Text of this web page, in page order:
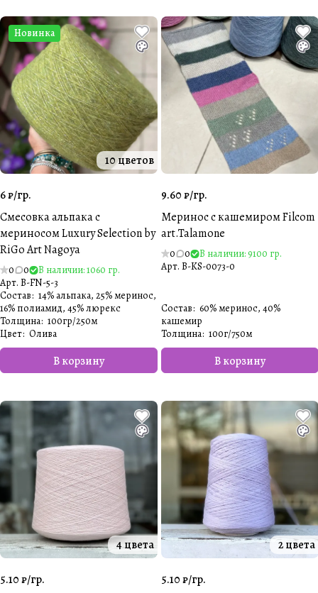
Новинка
10 цветов
6 ₽/гр.
Смесовка альпака с
мериносом Luxury Selection by
RiGo Art Nagoya
0 0
В наличии: 1060 гр.
Арт. B-FN-5-3
В корзину
Состав: 14% альпака, 25% меринос,
16% полиамид, 45% люрекс
Толщина: 100гр/250м
Цвет: Олива
9.60 ₽/гр.
Меринос с кашемиром Filcom
art.Talamone
0 0
В наличии: 9100 гр.
Арт. B-KS-0073-0
В корзину
Состав: 60% меринос, 40%
кашемир
Толщина: 100г/750м
4 цвета
5.10 ₽/гр.
2 цвета
5.10 ₽/гр.